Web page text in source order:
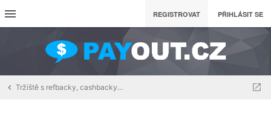
REGISTROVAT PŘIHLÁSIT SE
Tržiště s refbacky, cashbacky a downline buildingem